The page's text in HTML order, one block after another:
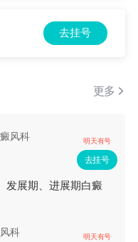
去挂号
更多
风科 明天有号
去挂号
发展期、进展期白癜
科 明天有号